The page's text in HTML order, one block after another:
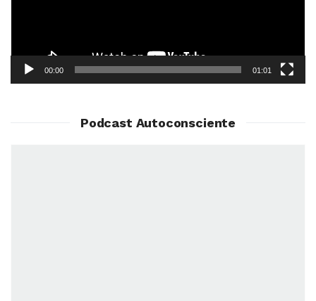
00:00 01:01
Podcast Autoconsciente